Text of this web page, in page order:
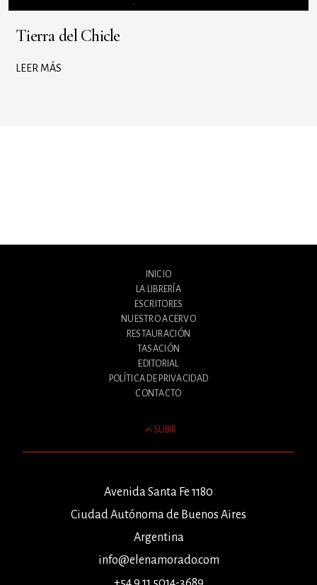
Tierra del Chicle
LEER MÁS
INICIO
LA LIBRERÍA
ESCRITORES
NUESTRO ACERVO
RESTAURACIÓN
TASACIÓN
EDITORIAL
POLÍTICA DE PRIVACIDAD
CONTACTO
SUBIR
Avenida Santa Fe 1180
Ciudad Autónoma de Buenos Aires
Argentina
info@elenamorado.com